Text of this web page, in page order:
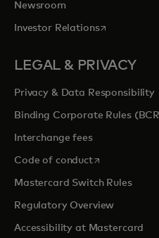
Newsroom
Investor Relationswird in einer
LEGAL & PRIVACY
Privacy & Data Responsibility
Binding Corporate Rules
Interchange fees
Code of conductwird in einer
Mastercard Switch Rules
Regulatory Overview
Accessibility at Mastercard